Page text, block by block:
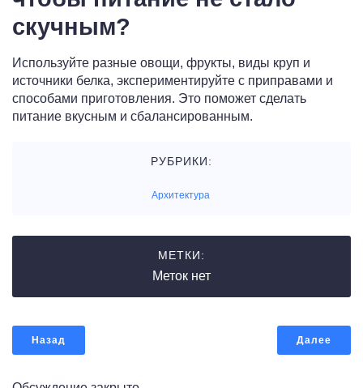
скучным?
Используйте разные овощи, фрукты, виды круп и
источники белка, экспериментируйте с приправами и
способами приготовления. Это поможет сделать
питание вкусным и сбалансированным.
РУБРИКИ:
Архитектура
МЕТКИ:
Меток нет
Назад Далее